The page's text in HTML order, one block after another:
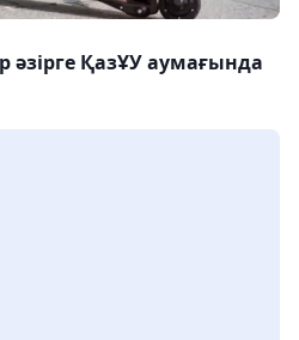
әзірге ҚазҰУ аумағында